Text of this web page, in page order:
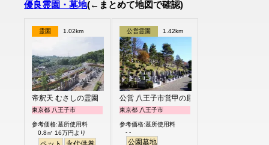
優良霊園・墓地(←まとめて地図で確認)
霊園 1.02km
帝釈天 むさしの霊園
東京都 八王子市
参考価格:墓所使用料
0.8㎡ 16万円より
公営霊園 1.42km
公営 八王子市営甲の原霊園
東京都 八王子市
参考価格:墓所使用料
- -
公園墓地